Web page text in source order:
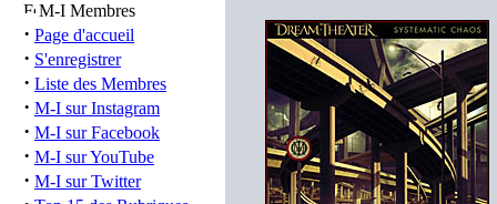
M-I Membres
· Page d'accueil
· S'enregistrer
· Liste des Membres
· M-I sur Instagram
· M-I sur Facebook
· M-I sur YouTube
· M-I sur Twitter